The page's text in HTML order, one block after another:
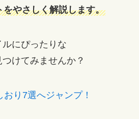
やさしく解説します。
にぴったりな
つけてみませんか？
おり7選へジャンプ！